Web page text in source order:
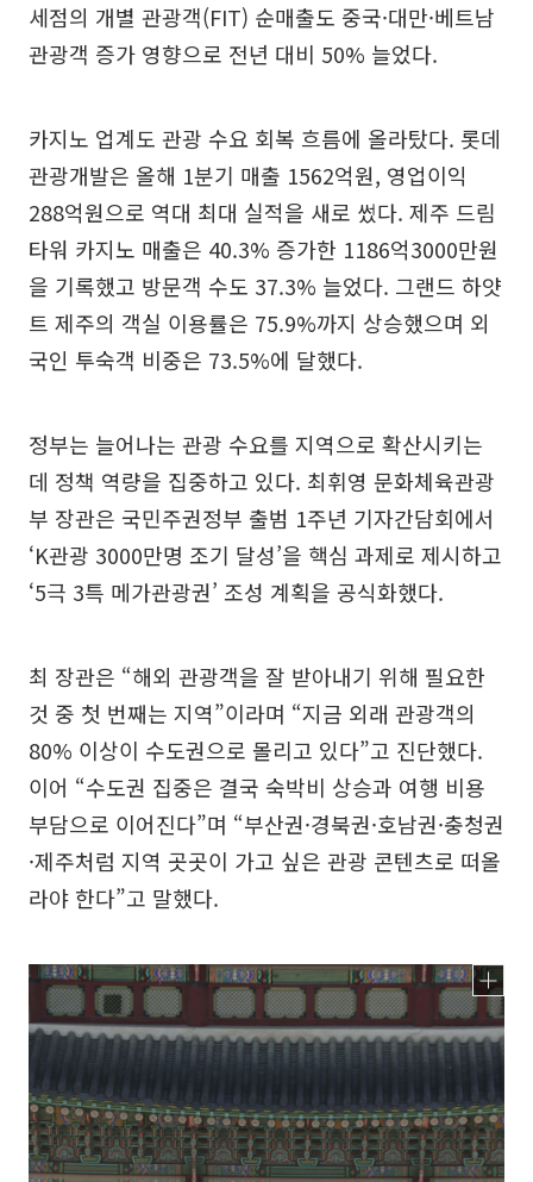
세점의 개별 관광객(FIT) 순매출도 중국·대만·베트남
관광객 증가 영향으로 전년 대비 50% 늘었다.
카지노 업계도 관광 수요 회복 흐름에 올라탔다. 롯데
관광개발은 올해 1분기 매출 1562억원, 영업이익
288억원으로 역대 최대 실적을 새로 썼다. 제주 드림
타워 카지노 매출은 40.3% 증가한 1186억3000만원
을 기록했고 방문객 수도 37.3% 늘었다. 그랜드 하얏
트 제주의 객실 이용률은 75.9%까지 상승했으며 외
국인 투숙객 비중은 73.5%에 달했다.
정부는 늘어나는 관광 수요를 지역으로 확산시키는
데 정책 역량을 집중하고 있다. 최휘영 문화체육관광
부 장관은 국민주권정부 출범 1주년 기자간담회에서
‘K관광 3000만명 조기 달성’을 핵심 과제로 제시하고
‘5극 3특 메가관광권’ 조성 계획을 공식화했다.
최 장관은 “해외 관광객을 잘 받아내기 위해 필요한
것 중 첫 번째는 지역”이라며 “지금 외래 관광객의
80% 이상이 수도권으로 몰리고 있다”고 진단했다.
이어 “수도권 집중은 결국 숙박비 상승과 여행 비용
부담으로 이어진다”며 “부산권·경북권·호남권·충청권
·제주처럼 지역 곳곳이 가고 싶은 관광 콘텐츠로 떠올
라야 한다”고 말했다.